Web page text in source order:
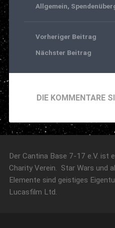
Allgemein,
Vorheriger Beitrag
Nächster Beitrag
DIE KOMMENTARE
Der Cantina Base 7-17 e.V. ist
Charity Verein. Star Wars und
Elemente sind geistiges
Lucasfilm Ltd.